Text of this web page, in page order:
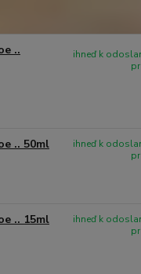
..
ihneď k
.. 50ml
ihneď k
.. 15ml
ihneď k